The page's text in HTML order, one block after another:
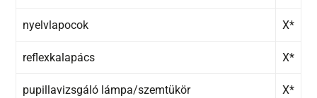
nyelvlapocok X*
reflexkalapács X*
pupillavizsgáló lámpa/szemtükör X*